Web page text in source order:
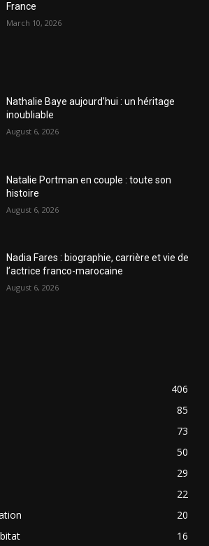
France
March 10, 2026
Nathalie Baye aujourd’hui : un héritage
inoubliable
August 6, 2026
Natalie Portman en couple : toute son
histoire
August 6, 2026
Nadia Fares : biographie, carrière et vie de
l’actrice franco-marocaine
August 6, 2026
406
85
73
50
29
22
20
16